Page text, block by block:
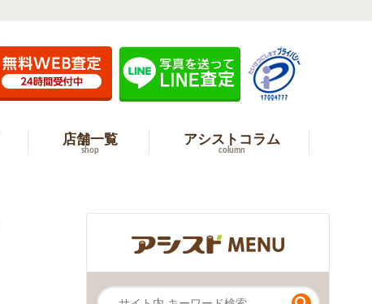
店舗一覧
shop
アシストコラム
column